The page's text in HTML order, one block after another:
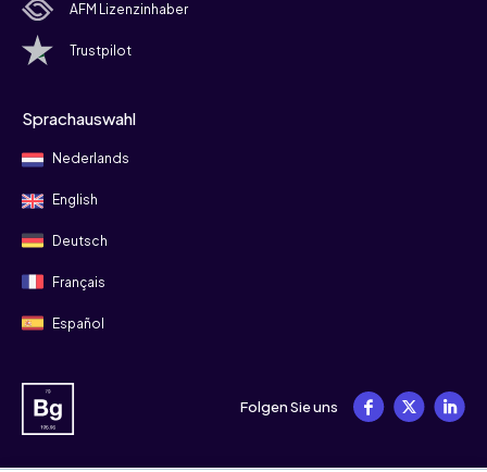
AFM Lizenzinhaber
Trustpilot
Sprachauswahl
Nederlands
English
Deutsch
Français
Español
Folgen Sie uns